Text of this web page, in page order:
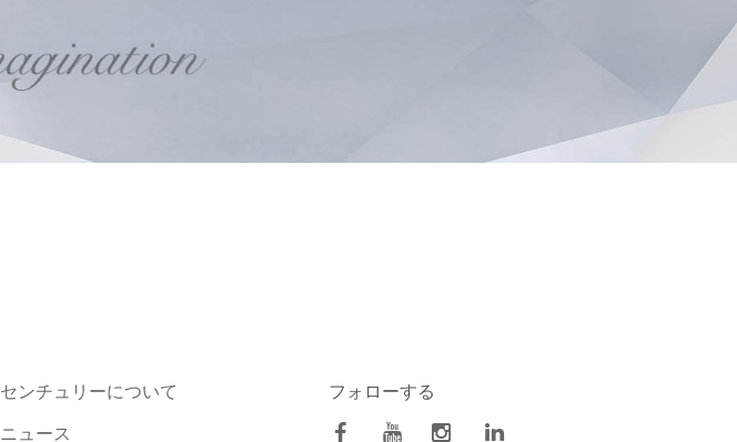
センチュリーについて
ニュース
フォローする
facebookYoutubeInstagram